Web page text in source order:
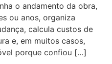
o andamento da obra,
ou anos, organiza
calcula custos de
e, em muitos casos,
porque confiou […]